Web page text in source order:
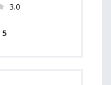
3.0
5